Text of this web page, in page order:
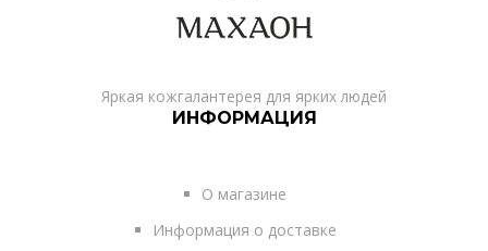
Яркая кожгалантерея для ярких людей
ИНФОРМАЦИЯ
О магазине
Информация о доставке